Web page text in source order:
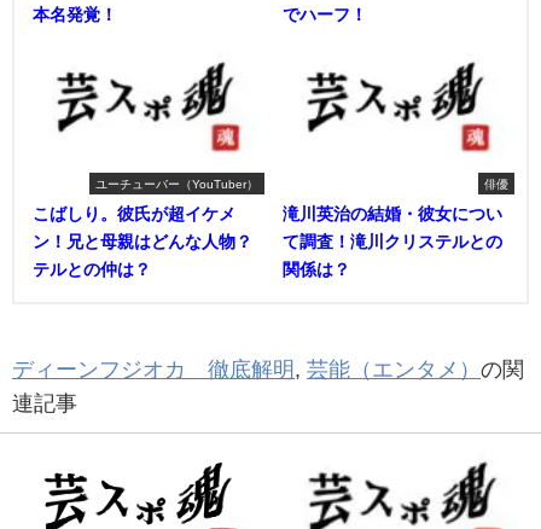
本名発覚！
でハーフ！
ユーチューバー（YouTuber）
こばしり。彼氏が超イケメ
ン！兄と母親はどんな人物？
テルとの仲は？
俳優
滝川英治の結婚・彼女につい
て調査！滝川クリステルとの
関係は？
ディーンフジオカ 徹底解明 , 芸能（エンタメ） の関
連記事